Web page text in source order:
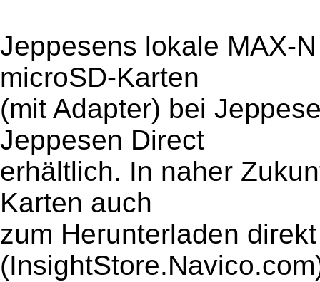
Jeppesens lokale MAX-
microSD-Karten
(mit Adapter) bei
Jeppesen Direct
erhältlich. In naher
Karten auch
zum Herunterladen